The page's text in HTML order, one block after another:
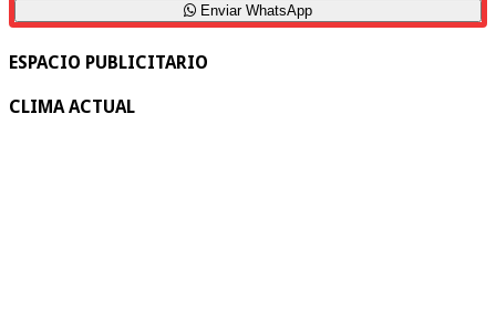
Enviar WhatsApp
ESPACIO PUBLICITARIO
CLIMA ACTUAL